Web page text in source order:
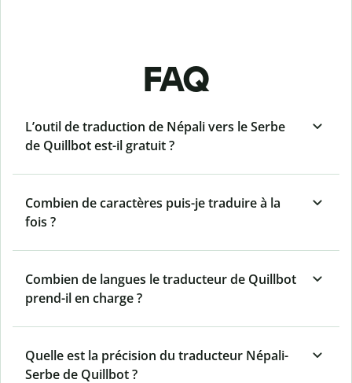
FAQ
L’outil de traduction de Népali vers le Serbe
de Quillbot est-il gratuit ?
Combien de caractères puis-je traduire à la
fois ?
Combien de langues le traducteur de Quillbot
prend-il en charge ?
Quelle est la précision du traducteur Népali-
Serbe de Quillbot ?